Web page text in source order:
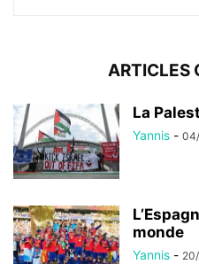
ARTICLES
La
Yannis -
monde
Yannis -